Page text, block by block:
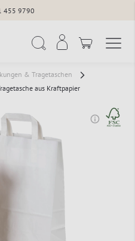
455 9790
& Tragetaschen
aus Kraftpapier